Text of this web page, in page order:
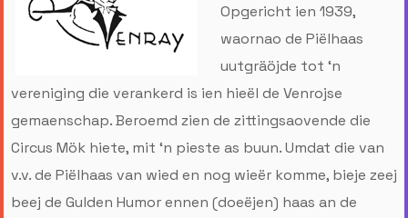
Opgericht ien 1939,
waornao de Piëlhaas
uutgräöjde tot ‘n
vereniging die verankerd is ien hieël de Venrojse
gemaenschap. Beroemd zien de zittingsaovende die
Circus Mök hiete, mit ‘n pieste as buun. Umdat die van
v.v. de Piëlhaas van wied en nog wieër komme, bieje zeej
beej de Gulden Humor ennen (doeëjen) haas an de